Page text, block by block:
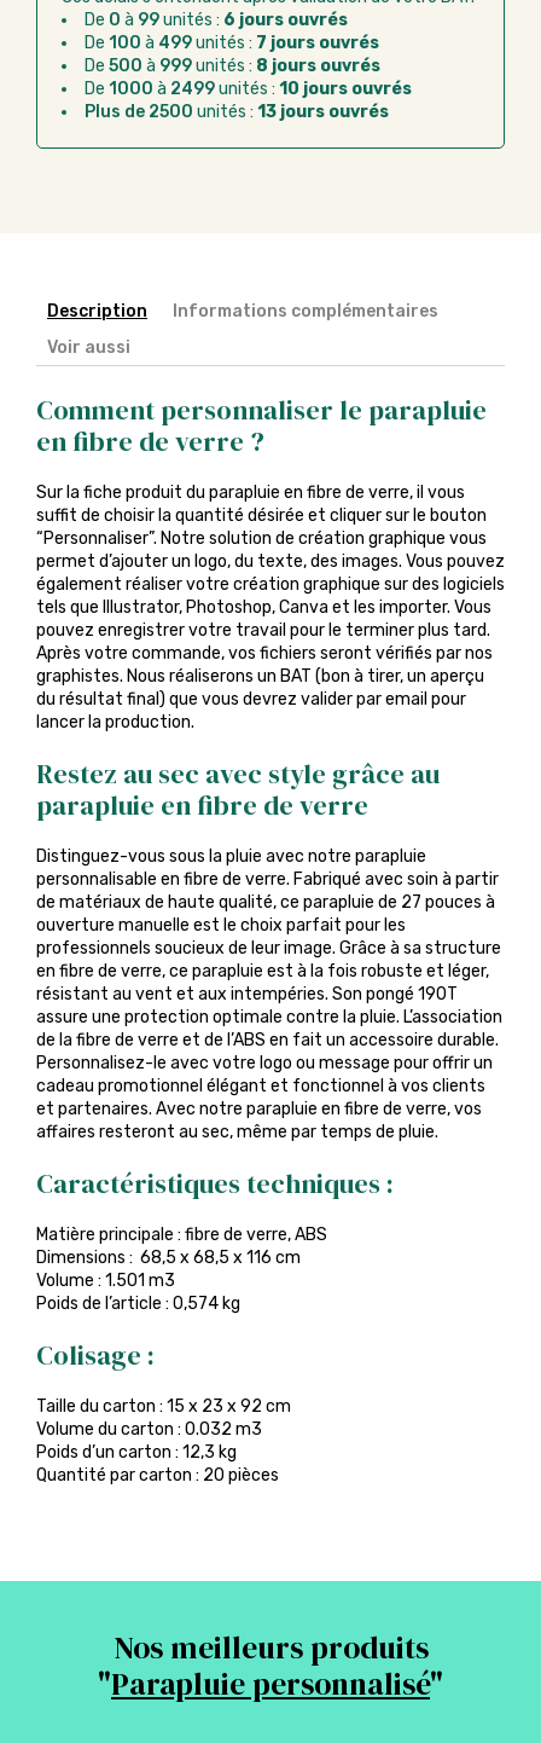
Virement bancaire :règlement sur facture
après la commande
Chorus Pro :règlement par mandat
administratif après la commande
De 0 à 99unités : 6 jours ouvrés
De 100 à 499unités : 7 jours ouvrés
De 500 à 999unités : 8 jours ouvrés
De 1000 à 2499unités : 10 jours ouvrés
Plus de 2500 unités : 13 jours ouvrés
Description
Informations complémentaires
Voir aussi
Comment personnaliser le parapluie
en fibre de verre ?
Sur la fiche produit du parapluie en fibre de verre, il vous
suffit de choisir la quantité désirée et cliquer sur le bouton
“Personnaliser”. Notre solution de création graphique vous
permet d’ajouter un logo, du texte, des images. Vous pouvez
également réaliser votre création graphique sur des logiciels
tels que Illustrator, Photoshop, Canva et les importer. Vous
pouvez enregistrer votre travail pour le terminer plus tard.
Après votre commande, vos fichiers seront vérifiés par nos
graphistes. Nous réaliserons un BAT (bon à tirer, un aperçu
du résultat final) que vous devrez valider par email pour
lancer la production.
Restez au sec avec style grâce au
parapluie en fibre de verre
Distinguez-vous sous la pluie avec notre parapluie
personnalisable en fibre de verre. Fabriqué avec soin à partir
de matériaux de haute qualité, ce parapluie de 27 pouces à
ouverture manuelle est le choix parfait pour les
professionnels soucieux de leur image. Grâce à sa structure
en fibre de verre, ce parapluie est à la fois robuste et léger,
résistant au vent et aux intempéries. Son pongé 190T
assure une protection optimale contre la pluie. L’association
de la fibre de verre et de l’ABS en fait un accessoire durable.
Personnalisez-le avec votre logo ou message pour offrir un
cadeau promotionnel élégant et fonctionnel à vos clients
et partenaires. Avec notre parapluie en fibre de verre, vos
affaires resteront au sec, même par temps de pluie.
Caractéristiques techniques :
Matière principale : fibre de verre, ABS
Dimensions : 68,5 x 68,5 x 116 cm
Volume : 1.501 m3
Poids de l’article : 0,574 kg
Colisage :
Taille du carton : 15 x 23 x 92 cm
Volume du carton : 0.032 m3
Poids d’un carton : 12,3 kg
Quantité par carton : 20 pièces
Nos meilleurs produits
"Parapluie personnalisé"